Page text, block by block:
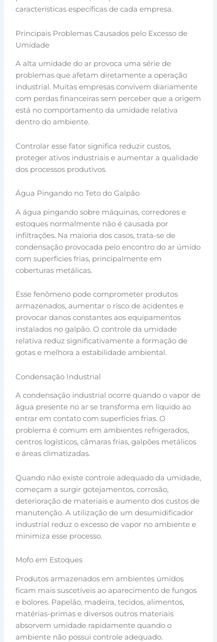
características específicas de cada empresa.
Principais Problemas Causados pelo Excesso de
Umidade
A alta umidade do ar provoca uma série de
problemas que afetam diretamente a operação
industrial. Muitas empresas convivem diariamente
com perdas financeiras sem perceber que a origem
está no comportamento da umidade relativa
dentro do ambiente.
Controlar esse fator significa reduzir custos,
proteger ativos industriais e aumentar a qualidade
dos processos produtivos.
Água Pingando no Teto do Galpão
A água pingando sobre máquinas, corredores e
estoques normalmente não é causada por
infiltrações. Na maioria dos casos, trata-se de
condensação provocada pelo encontro do ar úmido
com superfícies frias, principalmente em
coberturas metálicas.
Esse fenômeno pode comprometer produtos
armazenados, aumentar o risco de acidentes e
provocar danos constantes aos equipamentos
instalados no galpão. O controle da umidade
relativa reduz significativamente a formação de
gotas e melhora a estabilidade ambiental.
Condensação Industrial
A condensação industrial ocorre quando o vapor de
água presente no ar se transforma em líquido ao
entrar em contato com superfícies frias. O
problema é comum em ambientes refrigerados,
centros logísticos, câmaras frias, galpões metálicos
e áreas climatizadas.
Quando não existe controle adequado da umidade,
começam a surgir gotejamentos, corrosão,
deterioração de materiais e aumento dos custos de
manutenção. A utilização de um desumidificador
industrial reduz o excesso de vapor no ambiente e
minimiza esse processo.
Mofo em Estoques
Produtos armazenados em ambientes úmidos
ficam mais suscetíveis ao aparecimento de fungos
e bolores. Papelão, madeira, tecidos, alimentos,
matérias-primas e diversos outros materiais
absorvem umidade rapidamente quando o
ambiente não possui controle adequado.